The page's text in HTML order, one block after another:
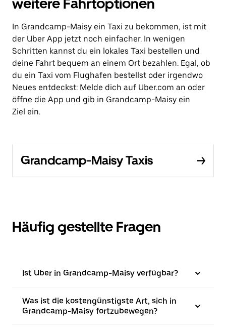
weitere Fahrtoptionen
In Grandcamp-Maisy ein Taxi zu bekommen, ist mit
der Uber App jetzt noch einfacher. In wenigen
Schritten kannst du ein lokales Taxi bestellen und
deine Fahrt bequem an einem Ort bezahlen. Egal, ob
du ein Taxi vom Flughafen bestellst oder irgendwo
Neues entdeckst: Melde dich auf Uber.com an oder
öffne die App und gib in Grandcamp-Maisy ein
Ziel ein.
Grandcamp-Maisy Taxis
Häufig gestellte Fragen
Ist Uber in Grandcamp-Maisy verfügbar?
Was ist die kostengünstigste Art, sich in
Grandcamp-Maisy fortzubewegen?